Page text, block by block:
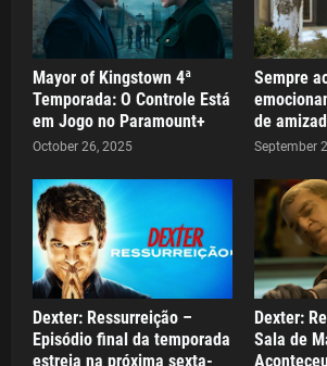
Mayor of Kingstown 4ª
Temporada: O Controle Está
em Jogo no Paramount+
October 26, 2025
Sempre
de
September
Dexter: Ressurreição –
Episódio final da temporada
estreia na próxima sexta-
Dexter:
Sala de